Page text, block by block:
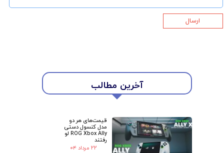
★ آخرین مطالب
قیمت‌های هر دو
مدل کنسول دستی
ROG Xbox Ally لو
رفتند
۲۲ مرداد ۰۴
ارسال